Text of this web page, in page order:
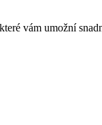
vám umožní